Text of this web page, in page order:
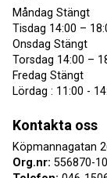
Måndag Stängt
Tisdag 14:00 –
Onsdag Stängt
Torsdag 14:00 –
Fredag Stängt
Lördag : 11:00 -
Kontakta oss
Köpmannagatan
Org.nr: 556870-